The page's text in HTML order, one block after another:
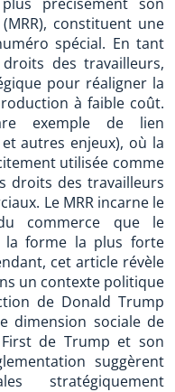
constituent une
spécial. En tant
des travailleurs,
pour réaligner la
à faible coût.
exemple de lien
autres enjeux), où la
utilisée comme
droits des travailleurs
Le MRR incarne le
commerce que le
la forme la plus forte
cet article révèle
un contexte politique
de Donald Trump
dimension sociale de
First de Trump et son
suggèrent
stratégiquement